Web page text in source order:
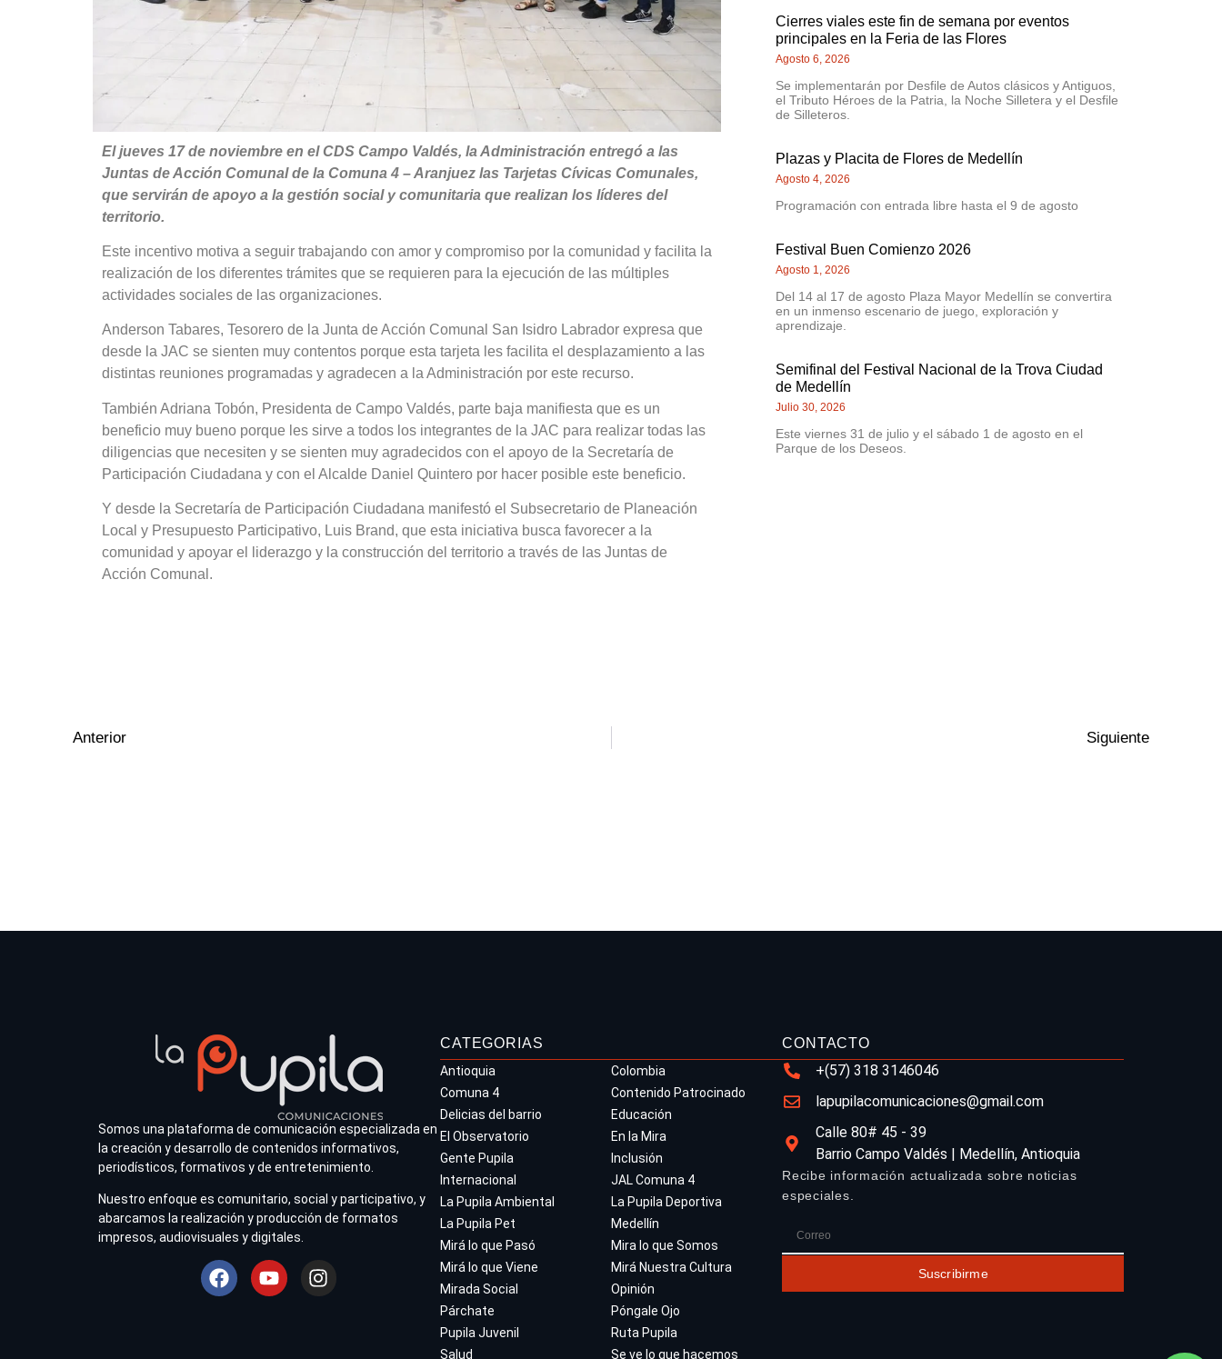
El jueves 17 de noviembre en el CDS Campo Valdés, la Administración entregó a las
Juntas de Acción Comunal de la Comuna 4 – Aranjuez las Tarjetas Cívicas Comunales,
que servirán de apoyo a la gestión social y comunitaria que realizan los líderes del
territorio.
Este incentivo motiva a seguir trabajando con amor y compromiso por la comunidad y facilita la
realización de los diferentes trámites que se requieren para la ejecución de las múltiples
actividades sociales de las organizaciones.
Anderson Tabares, Tesorero de la Junta de Acción Comunal San Isidro Labrador expresa que
desde la JAC se sienten muy contentos porque esta tarjeta les facilita el desplazamiento a las
distintas reuniones programadas y agradecen a la Administración por este recurso.
También Adriana Tobón, Presidenta de Campo Valdés, parte baja manifiesta que es un
beneficio muy bueno porque les sirve a todos los integrantes de la JAC para realizar todas las
diligencias que necesiten y se sienten muy agradecidos con el apoyo de la Secretaría de
Participación Ciudadana y con el Alcalde Daniel Quintero por hacer posible este beneficio.
Y desde la Secretaría de Participación Ciudadana manifestó el Subsecretario de Planeación
Local y Presupuesto Participativo, Luis Brand, que esta iniciativa busca favorecer a la
comunidad y apoyar el liderazgo y la construcción del territorio a través de las Juntas de
Acción Comunal.
Cierres viales este fin de semana por eventos
principales en la Feria de las Flores
Agosto 6, 2026
Se implementarán por Desfile de Autos clásicos y Antiguos,
el Tributo Héroes de la Patria, la Noche Silletera y el Desfile
de Silleteros.
Plazas y Placita de Flores de Medellín
Agosto 4, 2026
Programación con entrada libre hasta el 9 de agosto
Festival Buen Comienzo 2026
Agosto 1, 2026
Del 14 al 17 de agosto Plaza Mayor Medellín se convertira
en un inmenso escenario de juego, exploración y
aprendizaje.
Semifinal del Festival Nacional de la Trova Ciudad
de Medellín
Julio 30, 2026
Este viernes 31 de julio y el sábado 1 de agosto en el
Parque de los Deseos.
Anterior Siguiente
Somos una plataforma de comunicación especializada en
la creación y desarrollo de contenidos informativos,
periodísticos, formativos y de entretenimiento.
Nuestro enfoque es comunitario, social y participativo, y
abarcamos la realización y producción de formatos
impresos, audiovisuales y digitales.
CATEGORIAS
Antioquia
Colombia
Comuna 4
Contenido Patrocinado
Delicias del barrio
Educación
El Observatorio
En la Mira
Gente Pupila
Inclusión
Internacional
JAL Comuna 4
La Pupila Ambiental
La Pupila Deportiva
La Pupila Pet
Medellín
Mirá lo que Pasó
Mira lo que Somos
Mirá lo que Viene
Mirá Nuestra Cultura
Mirada Social
Opinión
Párchate
Póngale Ojo
Pupila Juvenil
Ruta Pupila
Salud
Se ve lo que hacemos
CONTACTO
+(57) 318 3146046
lapupilacomunicaciones@gmail.com
Calle 80# 45 - 39
Barrio Campo Valdés | Medellín, Antioquia
Recibe información actualizada sobre noticias
especiales.
Suscribirme